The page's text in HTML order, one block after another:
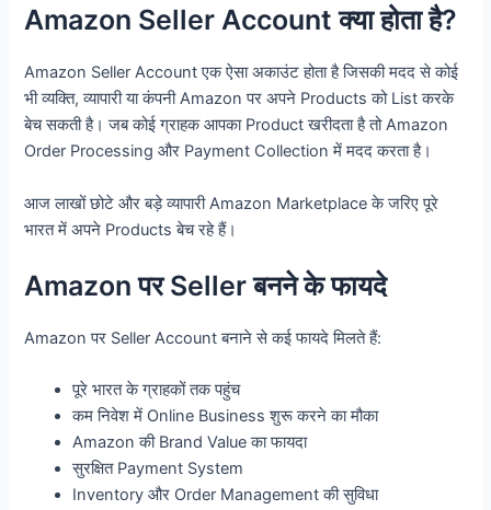
Amazon Seller Account क्या होता है?
Amazon Seller Account एक ऐसा अकाउंट होता है जिसकी मदद से कोई
भी व्यक्ति, व्यापारी या कंपनी Amazon पर अपने Products को List करके
बेच सकती है। जब कोई ग्राहक आपका Product खरीदता है तो Amazon
Order Processing और Payment Collection में मदद करता है।
आज लाखों छोटे और बड़े व्यापारी Amazon Marketplace के जरिए पूरे
भारत में अपने Products बेच रहे हैं।
Amazon पर Seller बनने के फायदे
Amazon पर Seller Account बनाने से कई फायदे मिलते हैं:
पूरे भारत के ग्राहकों तक पहुंच
कम निवेश में Online Business शुरू करने का मौका
Amazon की Brand Value का फायदा
सुरक्षित Payment System
Inventory और Order Management की सुविधा